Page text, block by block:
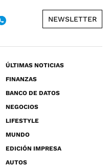
NEWSLETTER
ÚLTIMAS NOTICIAS
FINANZAS
BANCO DE DATOS
NEGOCIOS
LIFESTYLE
MUNDO
EDICIÓN IMPRESA
AUTOS